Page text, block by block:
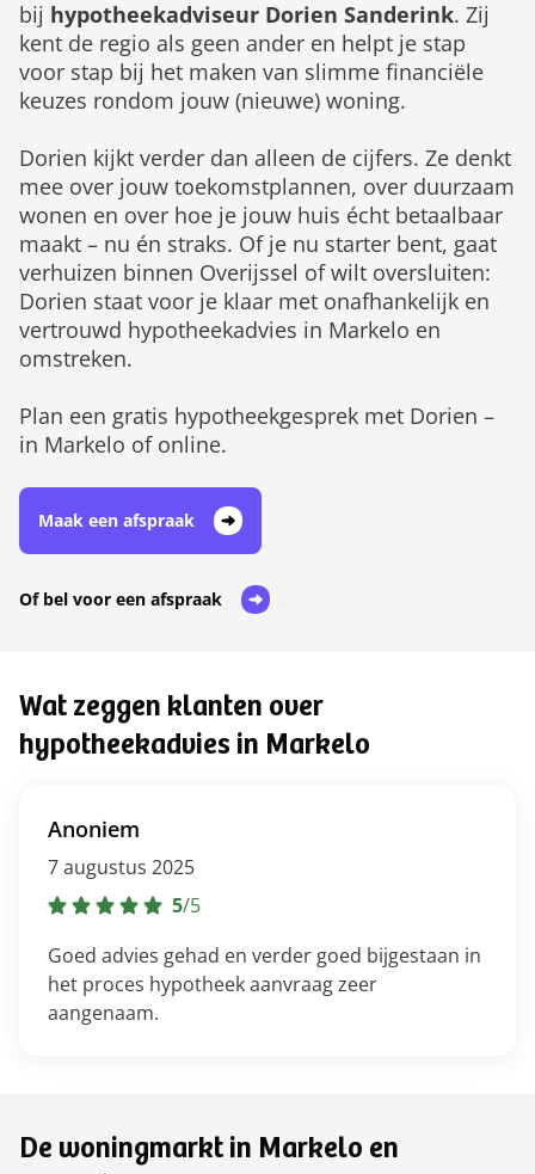
bij hypotheekadviseur Dorien Sanderink. Zij
kent de regio als geen ander en helpt je stap
voor stap bij het maken van slimme financiële
keuzes rondom jouw (nieuwe) woning.
Dorien kijkt verder dan alleen de cijfers. Ze denkt
mee over jouw toekomstplannen, over duurzaam
wonen en over hoe je jouw huis écht betaalbaar
maakt – nu én straks. Of je nu starter bent, gaat
verhuizen binnen Overijssel of wilt oversluiten:
Dorien staat voor je klaar met onafhankelijk en
vertrouwd hypotheekadvies in Markelo en
omstreken.
Plan een gratis hypotheekgesprek met Dorien –
in Markelo of online.
Maak een afspraak
Of bel voor een afspraak
Wat zeggen klanten over
hypotheekadvies in Markelo
Anoniem
7 augustus 2025
5/5
Goed advies gehad en verder goed bijgestaan in
het proces hypotheek aanvraag zeer
aangenaam.
De woningmarkt in Markelo en